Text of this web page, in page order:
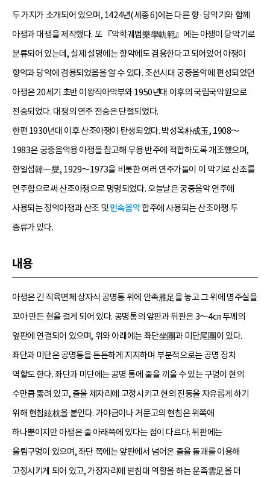
두 가지가 소개되어 있으며, 1424년(세종 6)에는 다른 향·당악기와 함께
아쟁과 대쟁을 제작했다. 또 『악학궤범樂學軌範』에는 아쟁이 당악기로
분류되어 있는데, 실제 설명에는 향악에도 겸용한다고 되어있어 아쟁이
향악과 당악에 겸용되었음을 알 수 있다. 조선시대 궁중음악에 편성되었던
아쟁은 20세기 초반 이왕직아악부와 1950년대 이후의 국립국악원으로
전승되었다. 대쟁의 연주 전승은 단절되었다.
한편 1930년대 이후 산조아쟁이 탄생되었다. 박성옥朴成玉, 1908～
1983은 궁중음악용 아쟁을 참고해 무용 반주에 적합하도록 개조했으며,
한일섭韓一燮, 1929～1973을 비롯한 여러 연주가들이 이 악기로 산조를
연주함으로써 산조아쟁으로 명명되었다. 오늘날은 궁중음악 연주에
사용되는 정악아쟁과 산조 및민속음악합주에 사용되는 산조아쟁 두
종류가 있다.
내용
아쟁은 긴 직육면체 상자식 공명통 위에 안족雁足을 놓고 그 위에 명주실을
꼬아 만든 현을 걸게 되어 있다. 공명통의 앞판과 뒤판은 3～4㎝ 두께의
옆판에 연결되어 있으며, 위와 아래에는 좌단坐團과 미단尾團이 있다.
좌단과 미단은 공명통을 튼튼하게 지지하며 부분적으로는 공명 장치
역할도 한다. 좌단과 미단에는 공명 통에 줄을 끼울 수 있는 구멍이 현의
수만큼 뚫려 있고, 줄을 제자리에 고정시키고 현의 진동을 자유롭게 하기
위해 현침絃枕을 붙인다. 가야금이나 거문고의 현침은 위쪽에
하나뿐이지만 아쟁은 줄 아래쪽에 있다는 점이 다르다. 뒤판에는
울림구멍이 있으며, 좌단 쪽에는 앞판에서 넘어온 줄을 돌괘를 이용해
고정시키게 되어 있고, 가장자리에 받침대 역할을 하는 운족雲足을 더